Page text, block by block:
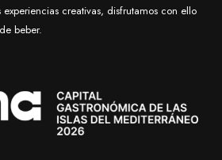
experiencias creativas, disfrutamos con ello
beber.